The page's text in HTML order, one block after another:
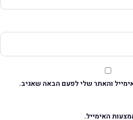
והאתר שלי לפעם הבאה שאגיב.
האימייל.